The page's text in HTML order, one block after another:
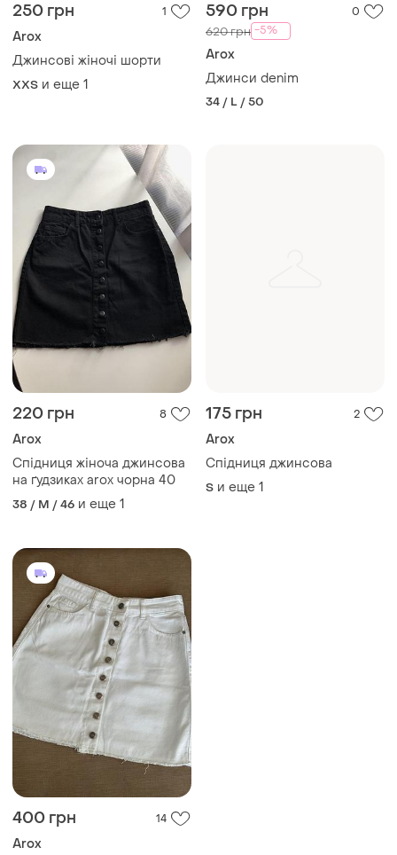
250 грн 1
Arox
Джинсові жіночі шорти
XХS и еще 1
590 грн 0
620 грн -5%
Arox
Джинси denim
34 / L / 50
220 грн 8
Arox
Спідниця жіноча джинсова
на ґудзиках arox чорна 40
38 / M / 46 и еще 1
175 грн 2
Arox
Спідниця джинсова
S и еще 1
400 грн 14
Arox